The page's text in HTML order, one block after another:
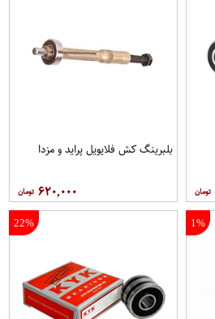
بلبرینگ کش فلایویل پراید و مزدا
۶۲۰,۰۰۰
1%
22%